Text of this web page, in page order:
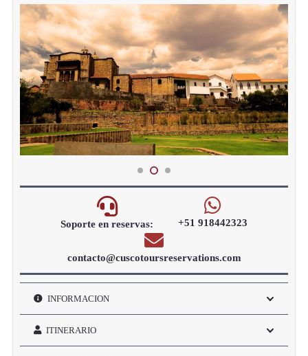
Soporte en reservas: +51 918442323
contacto@cuscotoursreservations.com
INFORMACION
ITINERARIO